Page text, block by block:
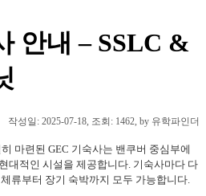
안내 – SSLC &
작성일: 2025-07-18, 조회: 1462, by 유학파인더
마련된 GEC 기숙사는 밴쿠버 중심부에
대적인 시설을 제공합니다. 기숙사마다 다
류부터 장기 숙박까지 모두 가능합니다.